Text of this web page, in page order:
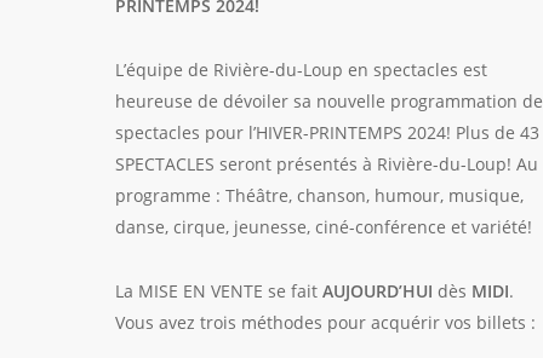
PRINTEMPS 2024!
L’équipe de Rivière-du-Loup en spectacles est
heureuse de dévoiler sa nouvelle programmation de
spectacles pour l’HIVER-PRINTEMPS 2024! Plus de 43
SPECTACLES seront présentés à Rivière-du-Loup! Au
programme : Théâtre, chanson, humour, musique,
danse, cirque, jeunesse, ciné-conférence et variété!
La MISE EN VENTE se fait AUJOURD’HUI dès MIDI.
Vous avez trois méthodes pour acquérir vos billets :